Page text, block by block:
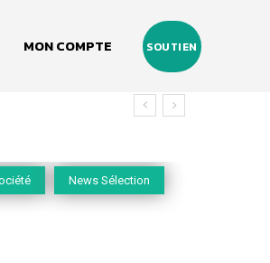
MON COMPTE SOUTIEN
News Sélection